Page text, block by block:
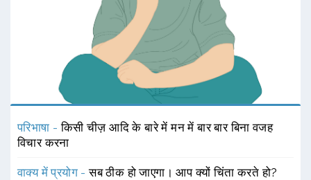
परिभाषा -किसी चीज़ आदि के बारे में मन में बार बार बिना वजह
विचार करना
वाक्य में प्रयोग -सब ठीक हो जाएगा। आप क्यों चिंता करते हो?